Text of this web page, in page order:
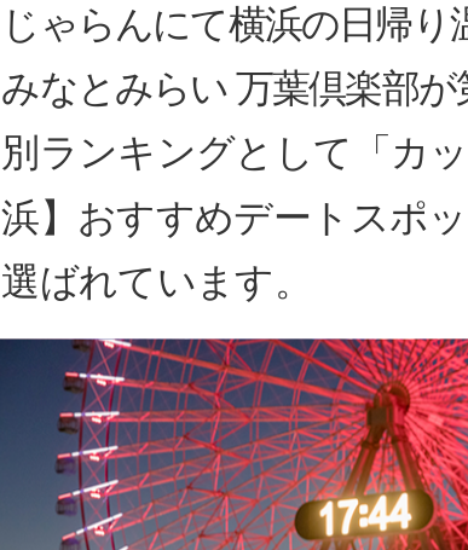
じゃらんにて横浜の日帰
みなとみらい 万葉倶楽部が
別ランキングとして「カ
浜】おすすめデートスポ
選ばれています。